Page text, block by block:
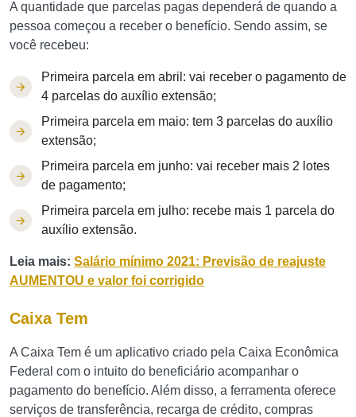
A quantidade que parcelas pagas dependerá de quando a
pessoa começou a receber o benefício. Sendo assim, se
você recebeu:
Primeira parcela em abril: vai receber o pagamento de
4 parcelas do auxílio extensão;
Primeira parcela em maio: tem 3 parcelas do auxílio
extensão;
Primeira parcela em junho: vai receber mais 2 lotes
de pagamento;
Primeira parcela em julho: recebe mais 1 parcela do
auxílio extensão.
Leia mais: Salário mínimo 2021: Previsão de reajuste
AUMENTOU e valor foi corrigido
Caixa Tem
A Caixa Tem é um aplicativo criado pela Caixa Econômica
Federal com o intuito do beneficiário acompanhar o
pagamento do benefício. Além disso, a ferramenta oferece
serviços de transferência, recarga de crédito, compras